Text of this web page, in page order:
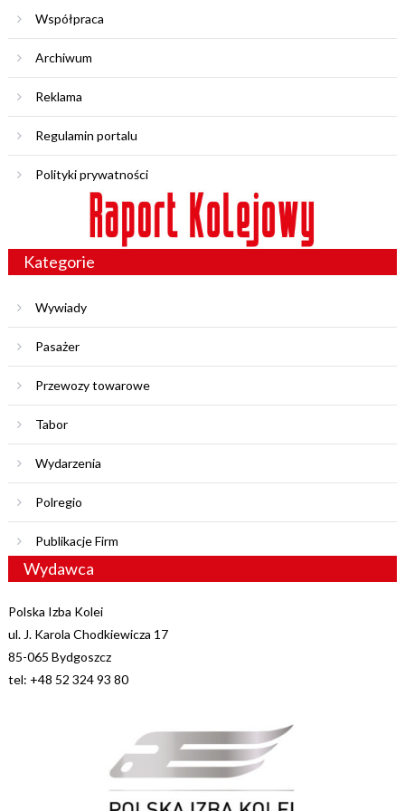
Współpraca
Archiwum
Reklama
Regulamin portalu
Polityki prywatności
Kategorie
Wywiady
Pasażer
Przewozy towarowe
Tabor
Wydarzenia
Polregio
Publikacje Firm
Wydawca
Polska Izba Kolei
ul. J. Karola Chodkiewicza 17
85-065 Bydgoszcz
tel: +48 52 324 93 80